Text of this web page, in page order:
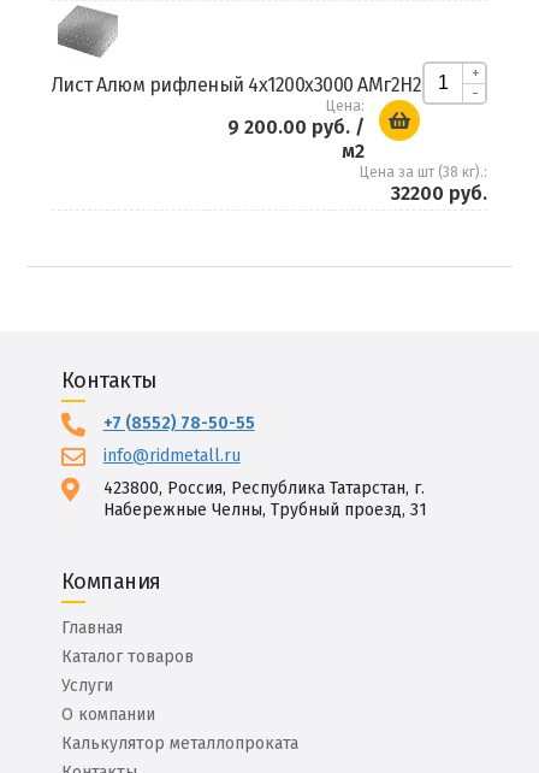
Лист Алюм рифленый 4х1200х3000 АМг2Н2 +
-
Цена:
9 200.00 руб. /
м2
Цена за шт (38 кг).:
32200 руб.
Контакты
+7 (8552) 78-50-55
info@ridmetall.ru
423800, Россия, Республика Татарстан, г.
Набережные Челны, Трубный проезд, 31
Компания
Главная
Каталог товаров
Услуги
О компании
Калькулятор металлопроката